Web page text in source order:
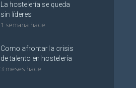
La hostelería se queda
sin líderes
1 semana hace
Como afrontar la crisis
de talento en hostelería
3 meses hace